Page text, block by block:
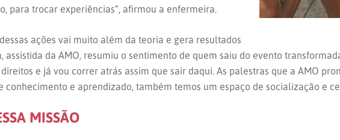
para trocar experiências”, afirmou a enfermeira.
ações vai muito além da teoria e gera resultados
assistida da AMO, resumiu o sentimento de quem saiu do evento
e já vou correr atrás assim que sair daqui. As palestras que a AMO
e aprendizado, também temos um espaço de socialização e
MISSÃO